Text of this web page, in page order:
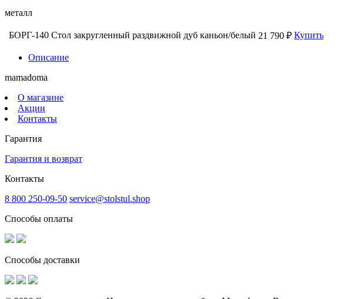
металл
БОРГ-140 Стол закругленный раздвижной дуб каньон/белый 21 790 ₽ Купить
Описание
mamadoma
О магазине
Акции
Контакты
Гарантия
Гарантия и возврат
Контакты
8 800 250-09-50 service@stolstul.shop
Способы оплаты
Способы доставки